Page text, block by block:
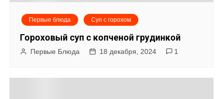
з
Первые блюда Суп с горохом
Гороховый суп с копченой грудинкой
Первые Блюда 18 декабря, 2024 1